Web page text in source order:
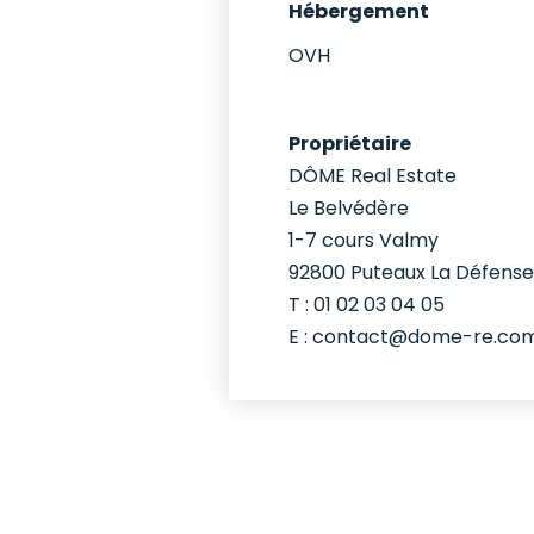
Hébergement
OVH
Propriétaire
DÔME Real Estate
Le Belvédère
1-7 cours Valmy
92800 Puteaux La Défense
T : 01 02 03 04 05
E : contact@dome-